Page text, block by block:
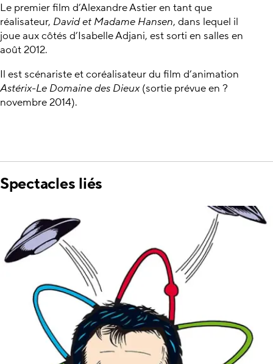
Le premier film d’Alexandre Astier en tant que
réalisateur, David et Madame Hansen, dans lequel il
joue aux côtés d’Isabelle Adjani, est sorti en salles en
août 2012.
Il est scénariste et coréalisateur du film d’animation
Astérix-Le Domaine des Dieux(sortie prévue en ?
novembre 2014).
Spectacles liés